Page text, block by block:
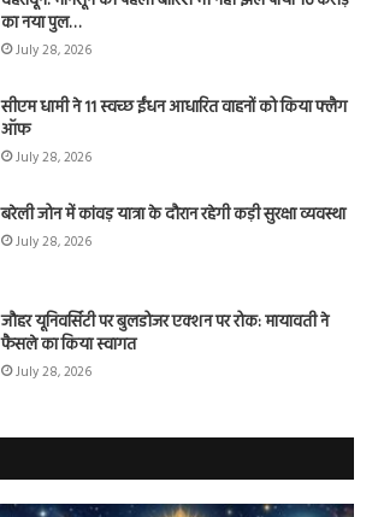
का नया पुल…
July 28, 2026
सीएम धामी ने 11 स्वच्छ ईंधन आधारित वाहनों को किया फ्लैग
ऑफ
July 28, 2026
बरेली जोन में कांवड़ यात्रा के दौरान रहेगी कड़ी सुरक्षा व्यवस्था
July 28, 2026
जौहर यूनिवर्सिटी पर बुलडोजर एक्शन पर रोक: मायावती ने
फैसले का किया स्वागत
July 28, 2026